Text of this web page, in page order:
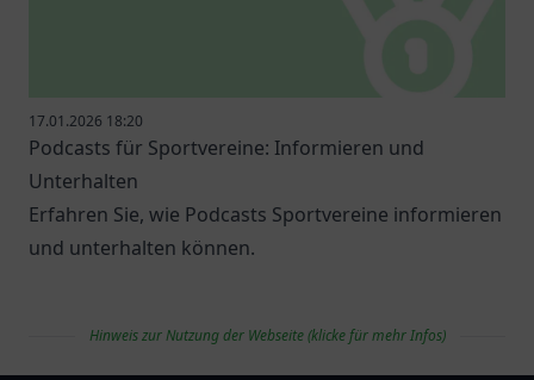
17.01.2026 18:20
Podcasts für Sportvereine: Informieren und
Unterhalten
Erfahren Sie, wie Podcasts Sportvereine informieren
und unterhalten können.
Hinweis zur Nutzung der Webseite (klicke für mehr Infos)